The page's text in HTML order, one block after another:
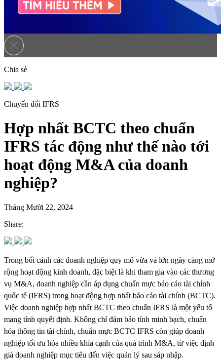
Chia sẻ
Chuyển đổi IFRS
Hợp nhất BCTC theo chuẩn
IFRS tác động như thế nào tới
hoạt động M&A của doanh
nghiệp?
Tháng Mười 22, 2024
Share:
Trong bối cảnh các doanh nghiệp quy mô vừa và lớn ngày càng mở
rộng hoạt động kinh doanh, đặc biệt là khi tham gia vào các thương
vụ M&A, doanh nghiệp cần áp dụng chuẩn mực báo cáo tài chính
quốc tế (IFRS) trong hoạt động hợp nhất báo cáo tài chính (BCTC).
Việc doanh nghiệp hợp nhất BCTC theo chuẩn IFRS là một yếu tố
mang tính quyết định. Không chỉ đảm bảo tính minh bạch, chuẩn
hóa thông tin tài chính, chuẩn mực BCTC IFRS còn giúp doanh
nghiệp tối ưu hóa nhiều khía cạnh của quá trình M&A, từ việc định
giá doanh nghiệp mục tiêu đến việc quản lý sau sáp nhập.